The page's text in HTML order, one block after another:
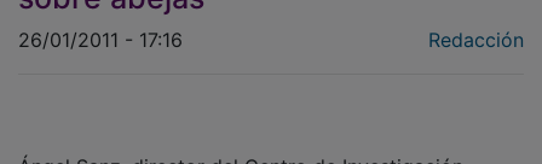
26/01/2011 - 17:16
Ángel Sanz, director del Centro de Investigación